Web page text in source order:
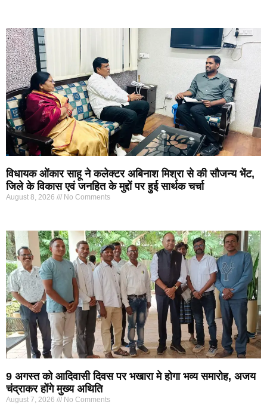
विधायक ओंकार साहू ने कलेक्टर अबिनाश मिश्रा से की सौजन्य भेंट,
जिले के विकास एवं जनहित के मुद्दों पर हुई सार्थक चर्चा
August 8, 2026 No Comments
9 अगस्त को आदिवासी दिवस पर भखारा मे होगा भव्य समारोह, अजय
चंद्राकर होंगे मुख्य अथिति
August 7, 2026 No Comments